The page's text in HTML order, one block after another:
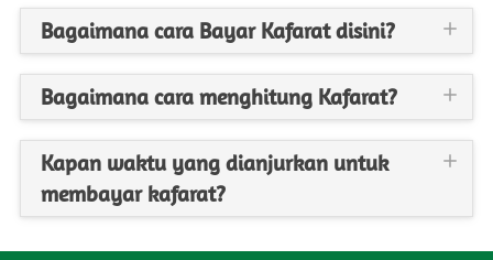
Bagaimana cara Bayar Kafarat disini?
Bagaimana cara menghitung Kafarat?
Kapan waktu yang dianjurkan untuk
membayar kafarat?